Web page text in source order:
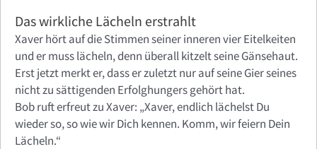
Das wirkliche Lächeln erstrahlt
Xaver hört auf die Stimmen seiner inneren vier Eitelkeiten
und er muss lächeln, denn überall kitzelt seine Gänsehaut.
Erst jetzt merkt er, dass er zuletzt nur auf seine Gier seines
nicht zu sättigenden Erfolghungers gehört hat.
Bob ruft erfreut zu Xaver: „Xaver, endlich lächelst Du
wieder so, so wie wir Dich kennen. Komm, wir feiern Dein
Lächeln.“